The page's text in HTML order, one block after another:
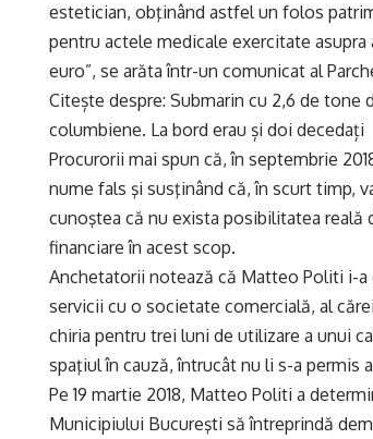
estetician, obţinând astfel un folos
pentru actele medicale exercitate asupra
euro”, se arăta într-un comunicat al
Citește despre: Submarin cu 2,6 de tone
columbiene. La bord erau și doi decedați
Procurorii mai spun că, în septembrie
nume fals şi susţinând că, în scurt timp,
cunoştea că nu exista posibilitatea reală
financiare în acest scop.
Anchetatorii notează că Matteo Politi i-
servicii cu o societate comercială, al
chiria pentru trei luni de utilizare a unui
spaţiul în cauză, întrucât nu li s-a permis
Pe 19 martie 2018, Matteo Politi a
Municipiului Bucureşti să întreprindă